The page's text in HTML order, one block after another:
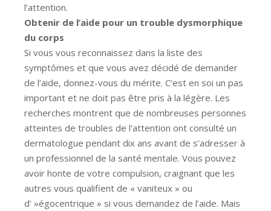
l’attention.
Obtenir de l’aide pour un trouble dysmorphique
du corps
Si vous vous reconnaissez dans la liste des
symptômes et que vous avez décidé de demander
de l’aide, donnez-vous du mérite. C’est en soi un pas
important et ne doit pas être pris à la légère. Les
recherches montrent que de nombreuses personnes
atteintes de troubles de l’attention ont consulté un
dermatologue pendant dix ans avant de s’adresser à
un professionnel de la santé mentale. Vous pouvez
avoir honte de votre compulsion, craignant que les
autres vous qualifient de « vaniteux » ou
d' »égocentrique » si vous demandez de l’aide. Mais